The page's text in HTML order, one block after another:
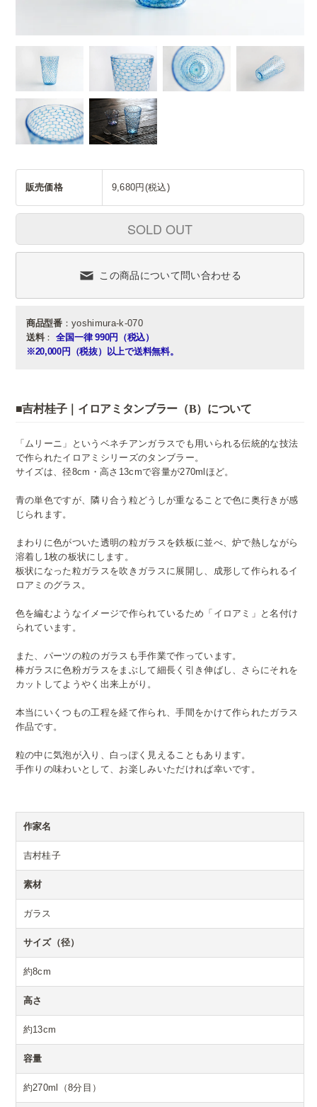
販売価格 9,680円(税込)
SOLD OUT
この商品について問い合わせる
商品型番：yoshimura-k-070
送料： 全国一律 990円（税込）
※20,000円（税抜）以上で送料無料。
■吉村桂子｜イロアミタンブラー（B）について
「ムリーニ」というベネチアンガラスでも用いられる伝統的な技法
で作られたイロアミシリーズのタンブラー。
サイズは、径8cm・高さ13cmで容量が270mlほど。
青の単色ですが、隣り合う粒どうしが重なることで色に奥行きが感
じられます。
まわりに色がついた透明の粒ガラスを鉄板に並べ、炉で熱しながら
溶着し1枚の板状にします。
板状になった粒ガラスを吹きガラスに展開し、成形して作られるイ
ロアミのグラス。
色を編むようなイメージで作られているため「イロアミ」と名付け
られています。
また、パーツの粒のガラスも手作業で作っています。
棒ガラスに色粉ガラスをまぶして細長く引き伸ばし、さらにそれを
カットしてようやく出来上がり。
本当にいくつもの工程を経て作られ、手間をかけて作られたガラス
作品です。
粒の中に気泡が入り、白っぽく見えることもあります。
手作りの味わいとして、お楽しみいただければ幸いです。
作家名
吉村桂子
素材
ガラス
サイズ（径）
約8cm
高さ
約13cm
容量
約270ml（8分目）